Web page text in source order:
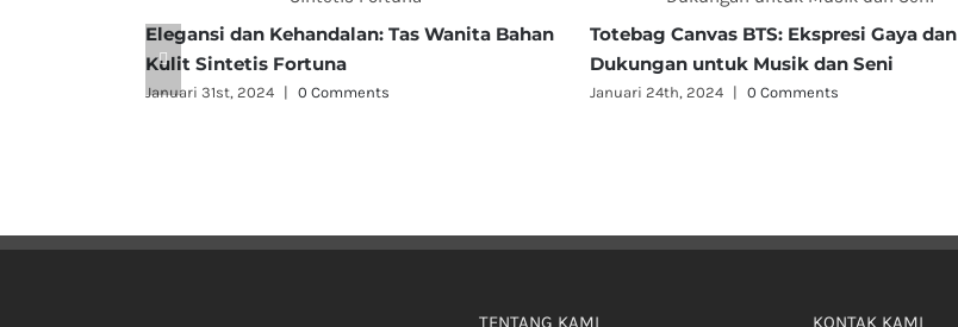
Elegansi dan Kehandalan: Tas Wanita Bahan
Kulit Sintetis Fortuna
Januari 31st, 2024 | 0 Comments
Totebag Canvas BTS: Ekspresi Gaya dan
Dukungan untuk Musik dan Seni
Januari 24th, 2024 | 0 Comments